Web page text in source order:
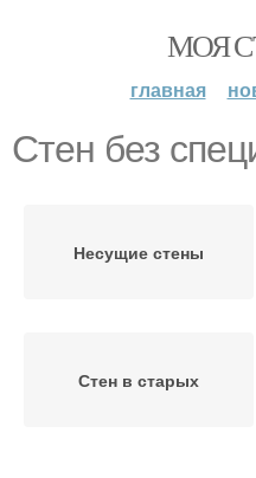
МОЯ
главная
Стен без
Несущие стены
Стен в старых